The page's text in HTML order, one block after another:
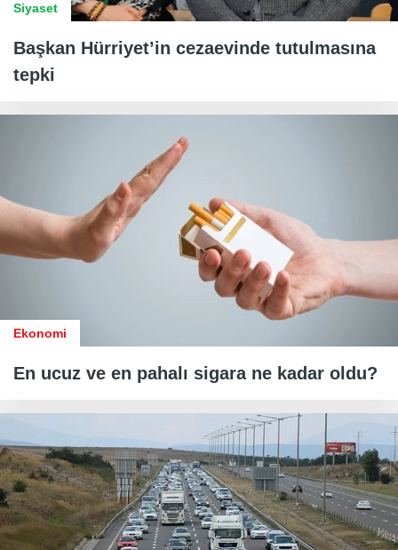
Siyaset
Başkan Hürriyet’in cezaevinde tutulmasına
tepki
Ekonomi
En ucuz ve en pahalı sigara ne kadar oldu?